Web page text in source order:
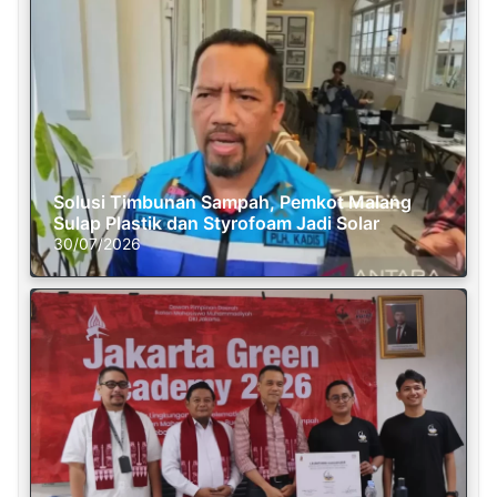
Solusi Timbunan Sampah, Pemkot Malang
Sulap Plastik dan Styrofoam Jadi Solar
30/07/2026